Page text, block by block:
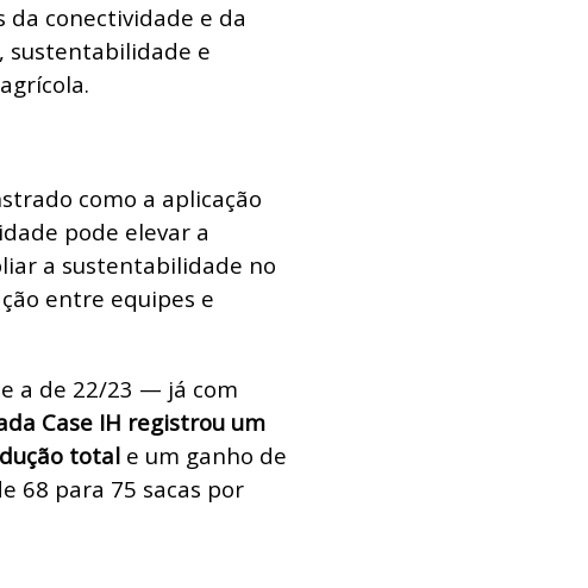
da conectividade e da
sustentabilidade e
como a aplicação
pode elevar a
a sustentabilidade no
entre equipes e
a de 22/23 — já com
Case IH registrou um
total e um ganho de
68 para 75 sacas por